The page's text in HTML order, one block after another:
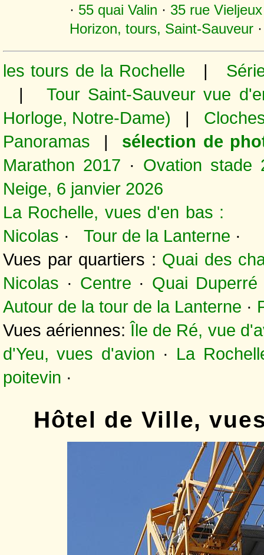
· 55 quai Valin · 35 rue Vieljeux
Horizon, tours, Saint-Sauveur ·
les tours de la Rochelle |
| Tour Saint-Sauveur vue
Horloge, Notre-Dame) |
Panoramas
| sélection de
Marathon 2017 · Ovation stade
Neige, 6 janvier 2026
La Rochelle, vues d'en
Nicolas · Tour de la Lanterne ·
Vues par quartiers : Quai des
Nicolas · Centre · Quai Duperré
Autour de la tour de la Lanterne ·
Vues aériennes: Île de Ré, vue
d'Yeu, vues d'avion · La
poitevin ·
Hôtel de Ville,